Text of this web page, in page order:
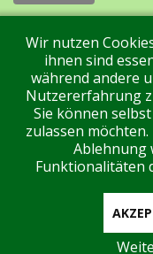
Impressum
Tags Unterstützen
Aktuell sind 69
Wir nutzen
ihnen sind
während andere
Nutzererfahrung
Sie können
zulassen
Ablehnung
Funktionalitäten